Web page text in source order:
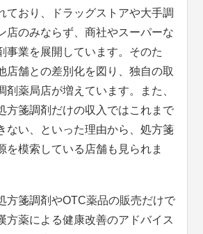
ており、ドラッグストアや大手調
店のみならず、商社やスーパーな
事業を展開しています。そのた
店舗との差別化を図り、独自の取
剤薬局店が増えています。また、
方箋調剤だけの収入ではこれまで
ない、といった理由から、処方箋
を模索している店舗も見られま
方箋調剤やOTC薬品の販売だけで
方薬による健康改善のアドバイス